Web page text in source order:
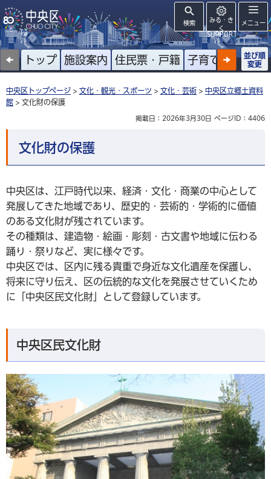
検索
みる・き
く
SUPPORT
メニュー
トップ 施設案内 住民票・戸籍 子育て 高齢者
並び順
変更
中央区トップページ > 文化・観光・スポーツ > 文化・芸術 > 中央区立郷土資料
館 > 文化財の保護
掲載日：2026年3月30日 ページID：4406
文化財の保護
中央区は、江戸時代以来、経済・文化・商業の中心として
発展してきた地域であり、歴史的・芸術的・学術的に価値
のある文化財が残されています。
その種類は、建造物・絵画・彫刻・古文書や地域に伝わる
踊り・祭りなど、実に様々です。
中央区では、区内に残る貴重で身近な文化遺産を保護し、
将来に守り伝え、区の伝統的な文化を発展させていくため
に「中央区民文化財」として登録しています。
中央区民文化財